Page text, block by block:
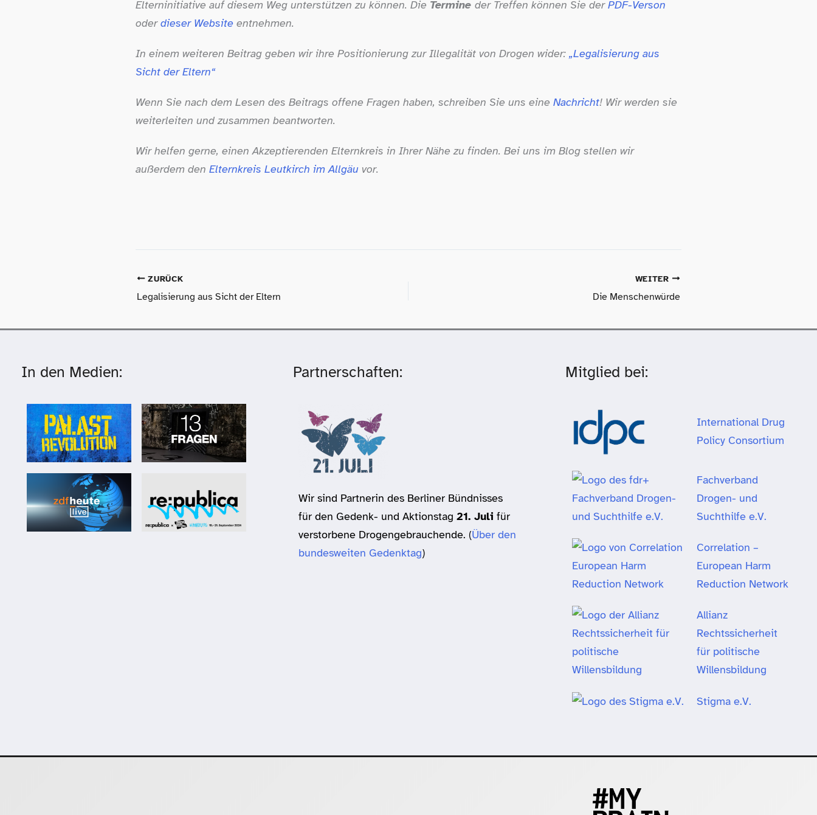
Elterninitiative auf diesem Weg unterstützen zu können. Die Termine der Treffen können Sie derPDF-​Verson
oderdieser Website entnehmen.
In einem weiteren Beitrag geben wir ihre Positionierung zur Illegalität von Drogen wider: „Legalisierung aus
Sicht der Eltern“
Wenn Sie nach dem Lesen des Beitrags offene Fragen haben, schreiben Sie uns eine Nachricht! Wir werden sie
weiterleiten und zusammen beantworten.
Wir helfen gerne, einen Akzeptierenden Elternkreis in Ihrer Nähe zu finden. Bei uns im Blog stellen wir
außerdem den Elternkreis Leutkirch im Allgäu vor.
ZURÜCK
Legalisierung aus Sicht der Eltern
WEITER
Die Menschenwürde
In den Medien: Partnerschaften:
Wir sind Partnerin des Berliner Bündnisses
für den Gedenk- und Aktionstag21. Juli für
verstorbene Drogengebrauchende. (Über den
bundesweiten Gedenktag)
Mitglied bei:
International Drug
Policy Consortium
Fachverband
Drogen- und
Suchthilfe e.V.
Correlation –
European Harm
Reduction Network
Allianz
Rechtssicherheit
für politische
Willensbildung
Stigma e.V.